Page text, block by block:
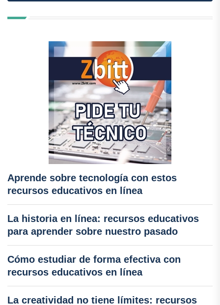
Aprende sobre tecnología con estos
recursos educativos en línea
La historia en línea: recursos educativos
para aprender sobre nuestro pasado
Cómo estudiar de forma efectiva con
recursos educativos en línea
La creatividad no tiene límites: recursos